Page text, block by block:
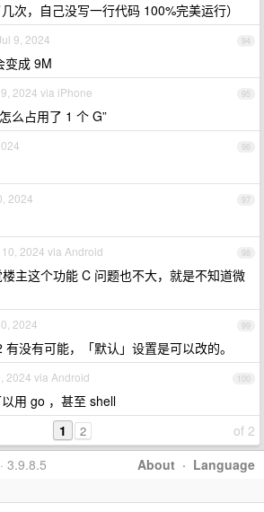
次，自己没写一行代码 100%完美运行）
94
9, 2024
变成 9M
95
2024 via iPhone
么占用了 1 个 G”
96
97
2024
98
2024 via Android
主这个功能 C 问题也不大，就是不知道微
99
2024
有没有可能，「默认」设置是可以改的。
100
2024 via Android
用 go ，甚至 shell
of 2
1 2
About · Language
3.9.8.5